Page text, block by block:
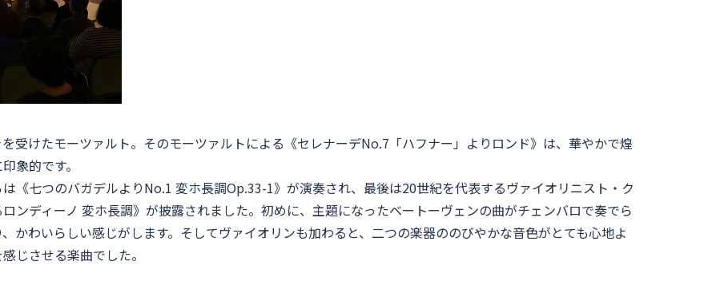
受けたモーツァルト。そのモーツァルトによる《セレナーデNo.7「ハフナー」よりロンド》は、華やかで煌
象的です。
《七つのバガデルよりNo.1 変ホ長調Op.33-1》が演奏され、最後は20世紀を代表するヴァイオリニスト・ク
ンディーノ 変ホ長調》が披露されました。初めに、主題になったベートーヴェンの曲がチェンバロで奏でら
かわいらしい感じがします。そしてヴァイオリンも加わると、二つの楽器ののびやかな音色がとても心地よ
じさせる楽曲でした。